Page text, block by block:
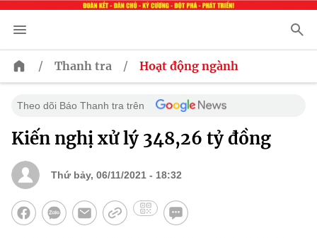
/ Thanh tra / Hoạt động ngành
Theo dõi Báo Thanh tra trên
Kiến nghị xử lý 348,26 tỷ đồng
Thứ bảy, 06/11/2021 - 18:32